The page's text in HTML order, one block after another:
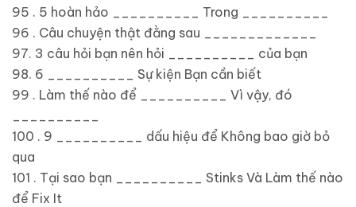
95 . 5 hoàn hảo __________ Trong __________
96 . Câu chuyện thật đằng sau _____________
97. 3 câu hỏi bạn nên hỏi __________ của bạn
98. 6 __________ Sự kiện Bạn cần biết
99 . Làm thế nào để __________ Vì vậy, đó
100 . 9 __________ dấu hiệu để Không bao giờ bỏ
qua
101 . Tại sao bạn __________ Stinks Và Làm thế nào
để Fix It